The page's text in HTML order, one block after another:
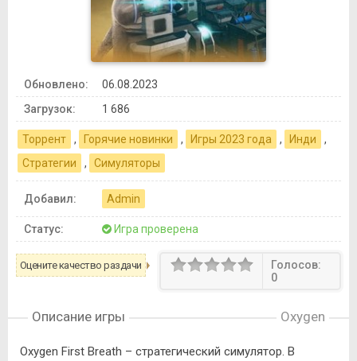
Обновлено:
06.08.2023
Загрузок:
1 686
Торрент , Горячие новинки , Игры 2023 года , Инди
,
Стратегии
, Симуляторы
Добавил: Admin
Статус: Игра проверена
Оцените качество раздачи
Голосов:
0
Описание игры Oxygen
Oxygen First Breath – стратегический симулятор. В